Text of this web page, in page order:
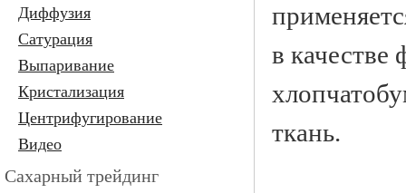
Диффузия
Сатурация
Выпаривание
Кристализация
Центрифугирование
Видео
Сахарный трейдинг
в качестве
ткань.